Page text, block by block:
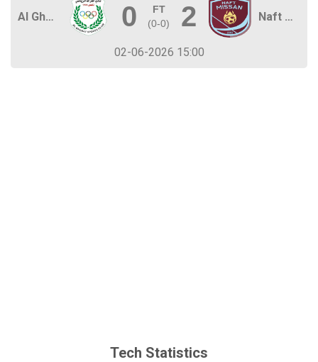
Al Gharraf 0
FT
(0-0) 2 Naft Misan
02-06-2026 15:00
Tech Statistics